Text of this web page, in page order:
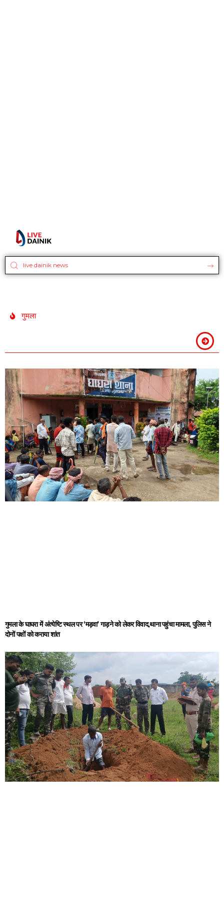
गुमला
गुमला के घाघरा में अंत्येष्टि स्थल पर ‘मड़वा’ गाड़ने को लेकर विवाद,थाना पहुंचा मामला, पुलिस ने
दोनों पक्षों को कराया शांत